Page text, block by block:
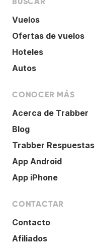
Vuelos
Ofertas de vuelos
Hoteles
Autos
CONOCER MÁS
Acerca de Trabber
Blog
Trabber Respuestas
App Android
App iPhone
CONTACTAR
Contacto
Afiliados